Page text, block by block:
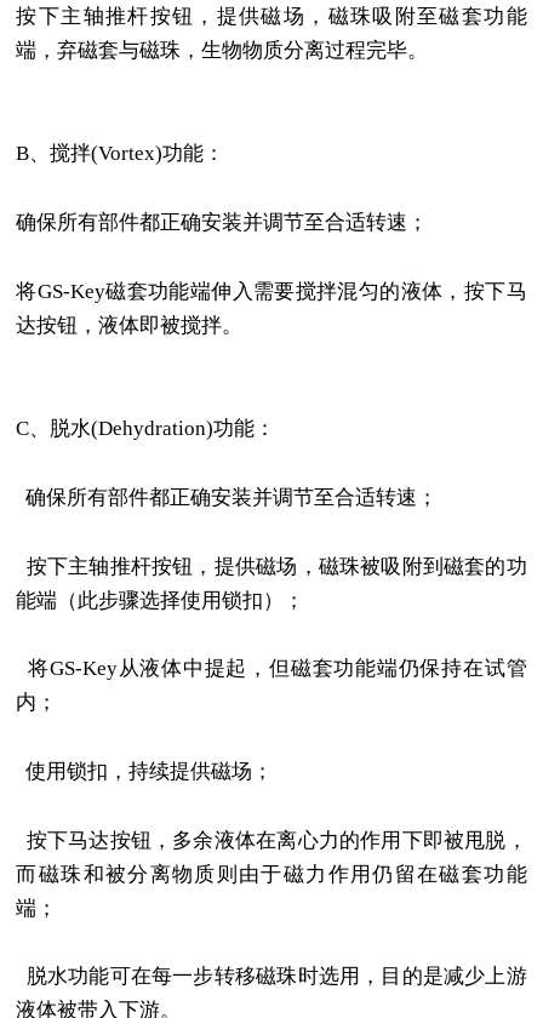
按下主轴推杆按钮，提供磁场，磁珠吸附至磁套功能
端，弃磁套与磁珠，生物物质分离过程完毕。
B、搅拌(Vortex)功能：
确保所有部件都正确安装并调节至合适转速；
将GS-Key磁套功能端伸入需要搅拌混匀的液体，按下马
达按钮，液体即被搅拌。
C、脱水(Dehydration)功能：
确保所有部件都正确安装并调节至合适转速；
按下主轴推杆按钮，提供磁场，磁珠被吸附到磁套的功
能端（此步骤选择使用锁扣）；
将GS-Key从液体中提起，但磁套功能端仍保持在试管
内；
使用锁扣，持续提供磁场；
按下马达按钮，多余液体在离心力的作用下即被甩脱，
而磁珠和被分离物质则由于磁力作用仍留在磁套功能
端；
脱水功能可在每一步转移磁珠时选用，目的是减少上游
液体被带入下游。